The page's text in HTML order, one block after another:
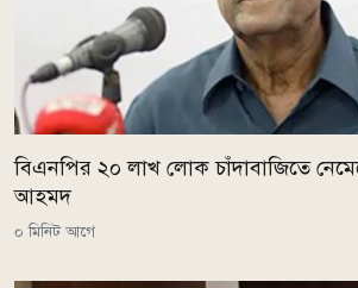
বিএনপির ২০ লাখ লোক চাঁদাবাজিতে
আহমদ
০ মিনিট আগে